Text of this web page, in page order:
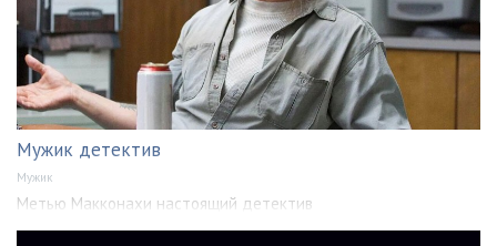
Мужик детектив
Мужик
Метью Макконахи настоящий детектив